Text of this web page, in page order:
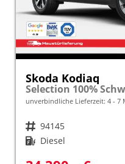
Skoda Kodiaq
unverbindliche Lieferzeit: 4 - 7
Fahrzeugnr. 94145
Kraftstoff Diesel